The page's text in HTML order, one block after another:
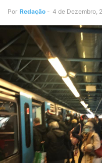
Por Redação - 4 de Dezembro,